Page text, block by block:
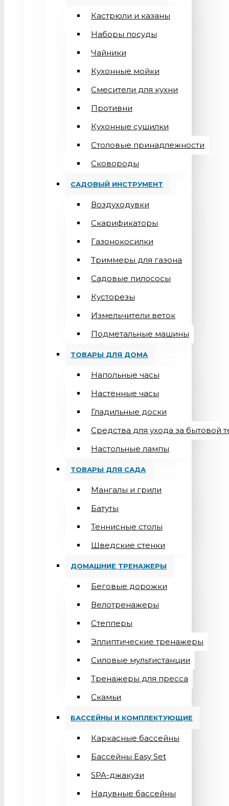
Кастрюли и казаны
Наборы посуды
Чайники
Кухонные мойки
Смесители для кухни
Противни
Кухонные сушилки
Столовые принадлежности
Сковороды
САДОВЫЙ ИНСТРУМЕНТ
Воздуходувки
Скарификаторы
Газонокосилки
Триммеры для газона
Садовые пилососы
Кусторезы
Измельчители веток
Подметальные машины
ТОВАРЫ ДЛЯ ДОМА
Напольные часы
Настенные часы
Гладильные доски
Средства для ухода за бытовой
Настольные лампы
ТОВАРЫ ДЛЯ САДА
Мангалы и грили
Батуты
Теннисные столы
Шведские стенки
ДОМАШНИЕ ТРЕНАЖЕРЫ
Беговые дорожки
Велотренажеры
Степперы
Эллиптические тренажеры
Силовые мультистанции
Тренажеры для пресса
Скамьи
БАССЕЙНЫ И КОМПЛЕКТУЮЩИЕ
Каркасные бассейны
Бассейны Easy Set
SPA-джакузи
Надувные бассейны